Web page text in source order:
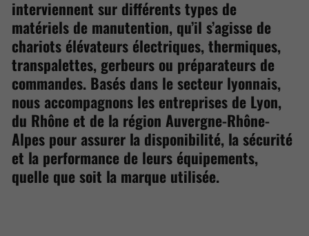
interviennent sur différents types de
matériels de manutention, qu’il s’agisse de
chariots élévateurs électriques, thermiques,
transpalettes, gerbeurs ou préparateurs de
commandes. Basés dans le secteur lyonnais,
nous accompagnons les entreprises de Lyon,
du Rhône et de la région Auvergne-Rhône-
Alpes pour assurer la disponibilité, la sécurité
et la performance de leurs équipements,
quelle que soit la marque utilisée.